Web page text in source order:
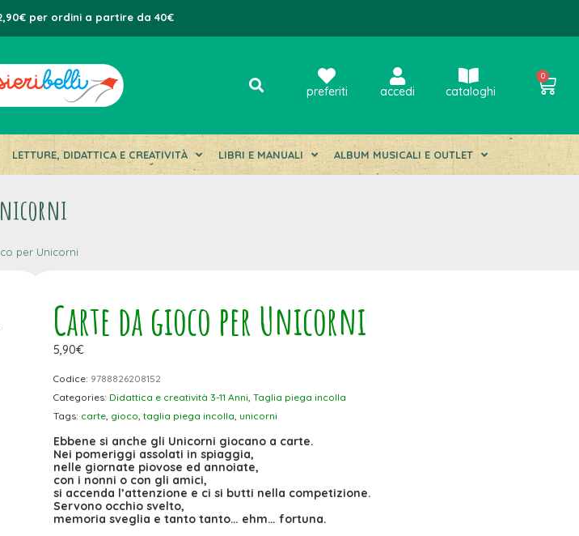
per ordini a partire da 40€
preferiti accedi cataloghi
0
LETTURE, DIDATTICA E CREATIVITÀ LIBRI E MANUALI ALBUM MUSICALI E OUTLET
per Unicorni
Carte da gioco per Unicorni
5,90€
Codice: 9788826208152
Categories: Didattica e creatività 3-11 Anni, Taglia piega incolla
Tags: carte, gioco, taglia piega incolla, unicorni
Ebbene si anche gli Unicorni giocano a carte.
Nei pomeriggi assolati in spiaggia,
nelle giornate piovose ed annoiate,
con i nonni o con gli amici,
si accenda l’attenzione e ci si butti nella competizione.
Servono occhio svelto,
memoria sveglia e tanto tanto… ehm… fortuna.